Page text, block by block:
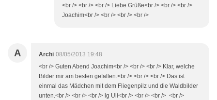
<br /> <br /> <br /> Liebe Grüße<br /> <br /> <br />
Joachim<br /> <br /> <br /> <br />
A Archi 08/05/2013 19:48
<br /> Guten Abend Joachim<br /> <br /> <br /> Klar, welche
Bilder mir am besten gefallen.<br /> <br /> <br /> Das ist
einmal das Mädchen mit dem Fliegenpilz und die Waldbilder
unten.<br /> <br /> <br /> lg Uli<br /> <br /> <br /> <br />